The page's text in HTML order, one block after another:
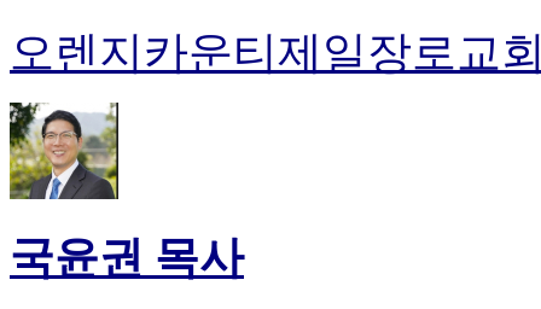
오렌지카운티제일장로교
국윤권 목사